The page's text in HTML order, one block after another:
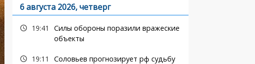
6 августа 2026, четверг
19:41
Силы обороны поразили вражеские
объекты
19:11
Соловьев прогнозирует рф судьбу